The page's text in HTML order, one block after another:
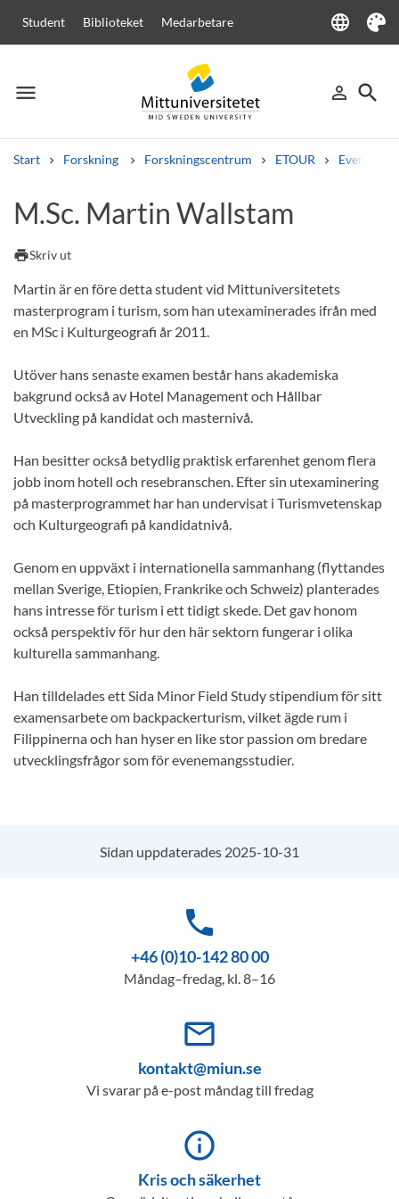
Student Biblioteket Medarbetare language
Language
Tema
menu
Meny person_outline
Logga in
search
Sök
Start Forskning Forskningscentrum ETOUR Event
Andra söktjänster
Kurser och program
M.Sc. Martin Wallstam
printSkriv ut
Martin är en före detta student vid Mittuniversitetets
masterprogram i turism, som han utexaminerades ifrån med
en MSc i Kulturgeografi år 2011.
Utöver hans senaste examen består hans akademiska
bakgrund också av Hotel Management och Hållbar
Utveckling på kandidat och masternivå.
Han besitter också betydlig praktisk erfarenhet genom flera
jobb inom hotell och resebranschen. Efter sin utexaminering
på masterprogrammet har han undervisat i Turismvetenskap
och Kulturgeografi på kandidatnivå.
Genom en uppväxt i internationella sammanhang (flyttandes
mellan Sverige, Etiopien, Frankrike och Schweiz) planterades
hans intresse för turism i ett tidigt skede. Det gav honom
också perspektiv för hur den här sektorn fungerar i olika
kulturella sammanhang.
Han tilldelades ett Sida Minor Field Study stipendium för sitt
examensarbete om backpackerturism, vilket ägde rum i
Filippinerna och han hyser en like stor passion om bredare
utvecklingsfrågor som för evenemangsstudier.
Sidan uppdaterades 2025-10-31
phone
+46 (0)10-142 80 00
Måndag–fredag, kl. 8–16
mail_outline
kontakt@miun.se
Vi svarar på e-post måndag till fredag
info_outline
Kris och säkerhet